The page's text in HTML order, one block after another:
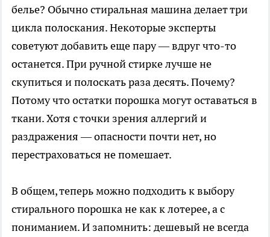
белье? Обычно стиральная машина делает три
цикла полоскания. Некоторые эксперты
советуют добавить еще пару — вдруг что-то
останется. При ручной стирке лучше не
скупиться и полоскать раза десять. Почему?
Потому что остатки порошка могут оставаться в
ткани. Хотя с точки зрения аллергий и
раздражения — опасности почти нет, но
перестраховаться не помешает.
В общем, теперь можно подходить к выбору
стирального порошка не как к лотерее, а с
пониманием. И запомнить: дешевый не всегда